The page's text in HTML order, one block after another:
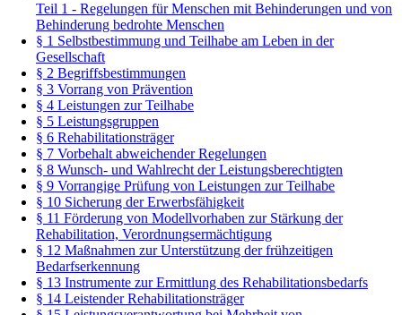
Teil 1 - Regelungen für Menschen mit Behinderungen und von
Behinderung bedrohte Menschen
§ 1 Selbstbestimmung und Teilhabe am Leben in der
Gesellschaft
§ 2 Begriffsbestimmungen
§ 3 Vorrang von Prävention
§ 4 Leistungen zur Teilhabe
§ 5 Leistungsgruppen
§ 6 Rehabilitationsträger
§ 7 Vorbehalt abweichender Regelungen
§ 8 Wunsch- und Wahlrecht der Leistungsberechtigten
§ 9 Vorrangige Prüfung von Leistungen zur Teilhabe
§ 10 Sicherung der Erwerbsfähigkeit
§ 11 Förderung von Modellvorhaben zur Stärkung der
Rehabilitation, Verordnungsermächtigung
§ 12 Maßnahmen zur Unterstützung der frühzeitigen
Bedarfserkennung
§ 13 Instrumente zur Ermittlung des Rehabilitationsbedarfs
§ 14 Leistender Rehabilitationsträger